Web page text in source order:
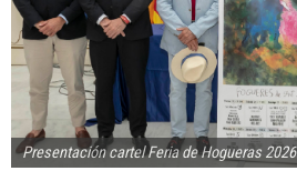
Presentación cartel Feria de Hogueras 2026